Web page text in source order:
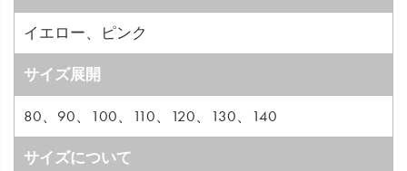
イエロー、ピンク
サイズ展開
80、90、100、110、120、130、140
サイズについて